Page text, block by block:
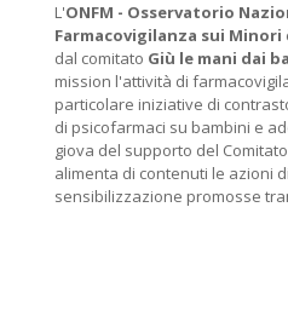
L'ONFM - Osservatorio
Farmacovigilanza sui Minori
dal comitato Giù le mani dai
mission l'attività di
particolare iniziative di
di psicofarmaci su bambini e
giova del supporto del
alimenta di contenuti le azioni
sensibilizzazione promosse